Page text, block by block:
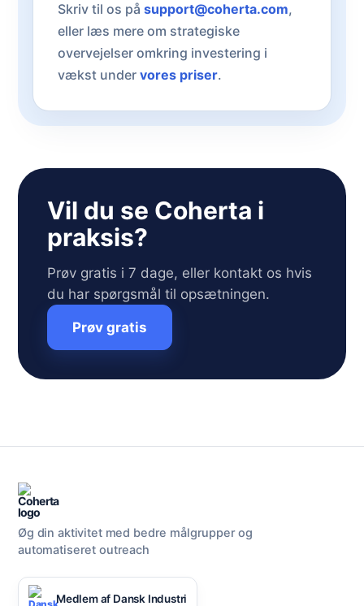
Skriv til os på support@coherta.com,
eller læs mere om strategiske
overvejelser omkring investering i
vækst under vores priser.
Vil du se Coherta i
praksis?
Prøv gratis i 7 dage, eller kontakt os hvis
du har spørgsmål til opsætningen.
Prøv gratis
Øg din aktivitet med bedre målgrupper og
automatiseret outreach
Medlem af Dansk Industri